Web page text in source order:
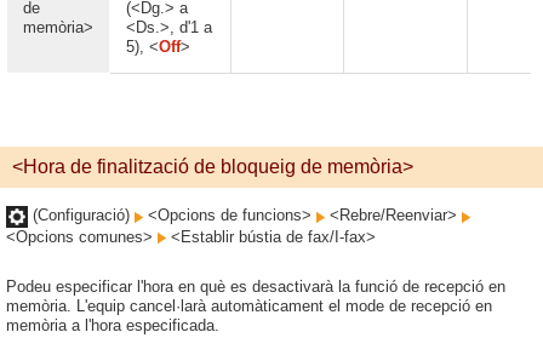
de
memòria>
(<Dg.> a
<Ds.>, d'1 a
5), <Off>
<Hora de finalització de bloqueig de memòria>
(Configuració) <Opcions de funcions>
<Rebre/Reenviar>
<Opcions comunes>
<Establir bústia de fax/I-fax>
Podeu especificar l'hora en què es desactivarà la funció de recepció en
memòria. L'equip cancel·larà automàticament el mode de recepció en
memòria a l'hora especificada.